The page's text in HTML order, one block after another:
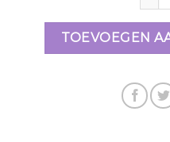
TOEVOEGEN